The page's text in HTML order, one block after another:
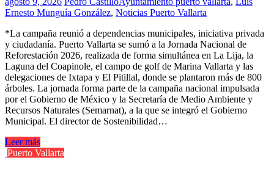
Ernesto Munguía González, Noticias Puerto Vallarta
*La campaña reunió a dependencias municipales, iniciativa privada
y ciudadanía. Puerto Vallarta se sumó a la Jornada Nacional de
Reforestación 2026, realizada de forma simultánea en La Lija, la
Laguna del Coapinole, el campo de golf de Marina Vallarta y las
delegaciones de Ixtapa y El Pitillal, donde se plantaron más de 800
árboles. La jornada forma parte de la campaña nacional impulsada
por el Gobierno de México y la Secretaría de Medio Ambiente y
Recursos Naturales (Semarnat), a la que se integró el Gobierno
Municipal. El director de Sostenibilidad…
Leer más
Puerto Vallarta